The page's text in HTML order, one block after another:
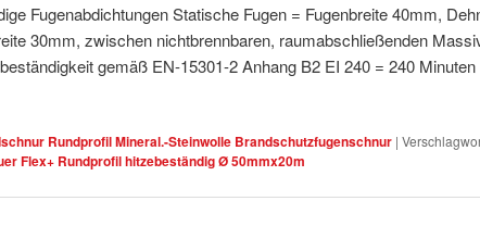
Fugenabdichtungen Statische Fugen = Fugenbreite 40mm,
30mm, zwischen nichtbrennbaren, raumabschließenden
gemäß EN-15301-2 Anhang B2 EI 240 = 240
Rundprofil Mineral.-Steinwolle Brandschutzfugenschnur |
Flex+ Rundprofil hitzebeständig Ø 50mmx20m